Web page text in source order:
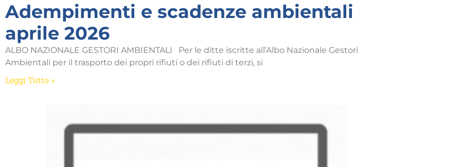
Adempimenti e scadenze ambientali
aprile 2026
ALBO NAZIONALE GESTORI AMBIENTALI Per le ditte iscritte all’Albo Nazionale Gestori
Ambientali per il trasporto dei propri rifiuti o dei rifiuti di terzi, si
Leggi Tutto »